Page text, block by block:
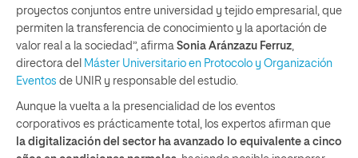
proyectos conjuntos entre universidad y tejido empresarial, que
permiten la transferencia de conocimiento y la aportación de
valor real a la sociedad”, afirma Sonia Aránzazu Ferruz
directora del Máster Universitario en Protocolo y Organización
Eventos de UNIR y responsable del estudio.
Aunque la vuelta a la presencialidad de los eventos
corporativos es prácticamente total, los expertos afirman que
la digitalización del sector ha avanzado lo equivalente a cinco